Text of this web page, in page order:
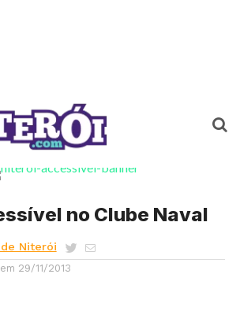
no Clube Naval
Niterói
29/11/2013